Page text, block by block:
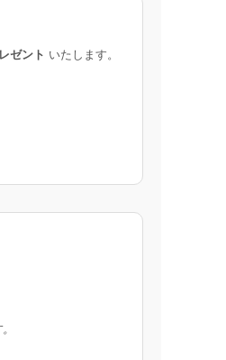
ゼント いたします。